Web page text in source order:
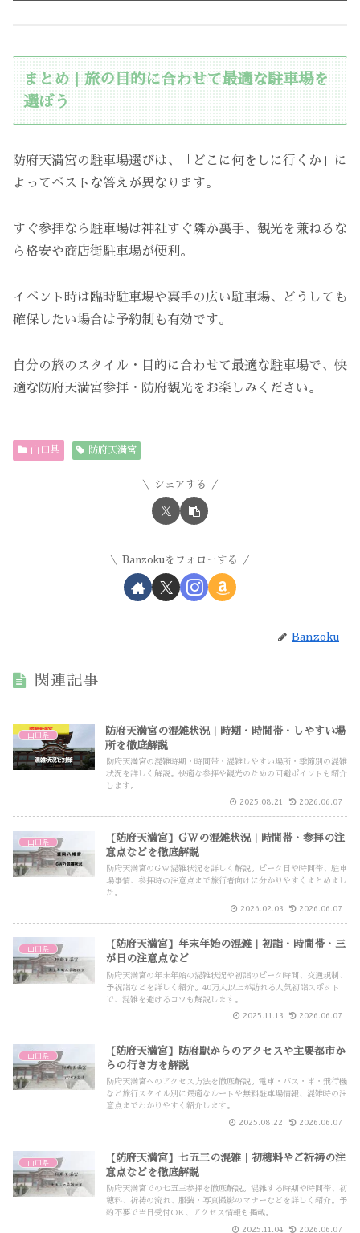
まとめ｜旅の目的に合わせて最適な駐車場を
選ぼう
防府天満宮の駐車場選びは、「どこに何をしに行くか」に
よってベストな答えが異なります。
すぐ参拝なら駐車場は神社すぐ隣か裏手、観光を兼ねるな
ら格安や商店街駐車場が便利。
イベント時は臨時駐車場や裏手の広い駐車場、どうしても
確保したい場合は予約制も有効です。
自分の旅のスタイル・目的に合わせて最適な駐車場で、快
適な防府天満宮参拝・防府観光をお楽しみください。
山口県 防府天満宮
シェアする
Banzokuをフォローする
Banzoku
関連記事
山口県
防府天満宮の混雑状況｜時期・時間帯・しやすい場
所を徹底解説
防府天満宮の混雑時期・時間帯・混雑しやすい場所・季節別の混雑
状況を詳しく解説。快適な参拝や観光のための回避ポイントも紹介
します。
2025.08.21 2026.06.07
山口県
【防府天満宮】GWの混雑状況｜時間帯・参拝の注
意点などを徹底解説
防府天満宮のGW混雑状況を詳しく解説。ピーク日や時間帯、駐車
場事情、参拝時の注意点まで旅行者向けに分かりやすくまとめまし
た。
2026.02.03 2026.06.07
山口県
【防府天満宮】年末年始の混雑｜初詣・時間帯・三
が日の注意点など
防府天満宮の年末年始の混雑状況や初詣のピーク時間、交通規制、
予祝詣などを詳しく紹介。40万人以上が訪れる人気初詣スポット
で、混雑を避けるコツも解説します。
2025.11.13 2026.06.07
山口県
【防府天満宮】防府駅からのアクセスや主要都市か
らの行き方を解説
防府天満宮へのアクセス方法を徹底解説。電車・バス・車・飛行機
など旅行スタイル別に最適なルートや無料駐車場情報、混雑時の注
意点までわかりやすく紹介します。
2025.08.22 2026.06.07
山口県
【防府天満宮】七五三の混雑｜初穂料やご祈祷の注
意点などを徹底解説
防府天満宮での七五三参拝を徹底解説。混雑する時期や時間帯、初
穂料、祈祷の流れ、服装・写真撮影のマナーなどを詳しく紹介。予
約不要で当日受付OK、アクセス情報も掲載。
2025.11.04 2026.06.07